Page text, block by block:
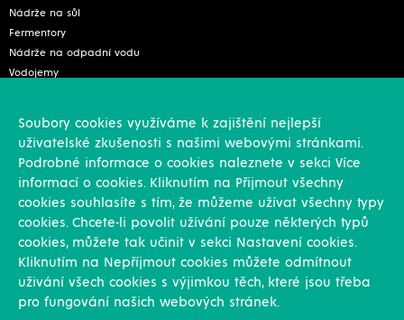
Nádrže na sůl
Fermentory
Nádrže na odpadní vodu
Vodojemy
Technologické celky
Čistírny odpadních vod
Bioplynové stanice
Sklady kapalných minerálních hnojiv
Průmyslové čistírny odpadních vod
Městské čistírny odpadních vod
Služby
Soubory cookies využíváme k zajištění nejlepší
uživatelské zkušenosti s našimi webovými stránkami.
Podrobné informace o cookies naleznete v sekci Více
informací o cookies. Kliknutím na Přijmout všechny
cookies souhlasíte s tím, že můžeme užívat všechny typy
cookies. Chcete-li povolit užívání pouze některých typů
cookies, můžete tak učinit v sekci Nastavení cookies.
Kliknutím na Nepříjmout cookies můžete odmítnout
uživání všech cookies s výjimkou těch, které jsou třeba
pro fungování našich webových stránek.